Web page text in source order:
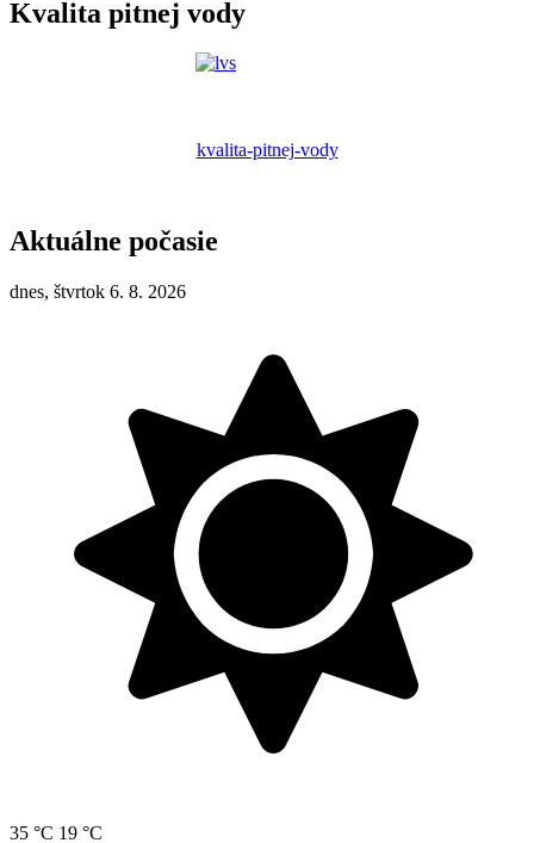
Kvalita pitnej vody
kvalita-pitnej-vody
Aktuálne počasie
dnes, štvrtok 6. 8. 2026
35 °C 19 °C